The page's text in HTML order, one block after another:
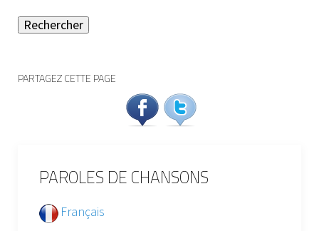
Rechercher
PARTAGEZ CETTE PAGE
PAROLES DE CHANSONS
Français